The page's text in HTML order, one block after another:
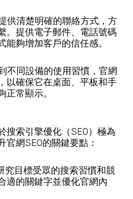
供清楚明確的聯絡方式，方
。提供電子郵件、電話號碼
夠增加客戶的信任感。
不同設備的使用習慣，官網
以確保它在桌面、平板和手
正常顯示。
搜索引擎優化（SEO）極為
網SEO的關鍵要點：
究目標受眾的搜索習慣和競
適的關鍵字並優化官網內